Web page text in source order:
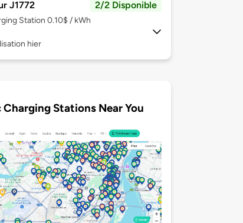
J1772 2/2 Disponible
Station 0.10$ / kWh
hier
Charging Stations Near You